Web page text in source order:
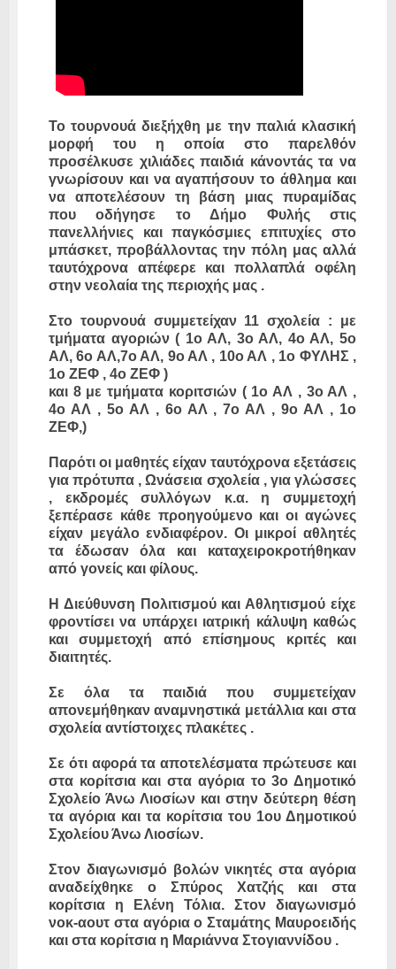
Το τουρνουά διεξήχθη με την παλιά κλασική
μορφή του η οποία στο παρελθόν
προσέλκυσε χιλιάδες παιδιά κάνοντάς τα να
γνωρίσουν και να αγαπήσουν το άθλημα και
να αποτελέσουν τη βάση μιας πυραμίδας
που οδήγησε το Δήμο Φυλής στις
πανελλήνιες και παγκόσμιες επιτυχίες στο
μπάσκετ, προβάλλοντας την πόλη μας αλλά
ταυτόχρονα απέφερε και πολλαπλά οφέλη
στην νεολαία της περιοχής μας .
Στο τουρνουά συμμετείχαν 11 σχολεία : με
τμήματα αγοριών ( 1ο ΑΛ, 3ο ΑΛ, 4ο ΑΛ, 5ο
ΑΛ, 6ο ΑΛ,7ο ΑΛ, 9ο ΑΛ , 10ο ΑΛ , 1ο ΦΥΛΗΣ ,
1ο ΖΕΦ , 4ο ΖΕΦ )
και 8 με τμήματα κοριτσιών ( 1ο ΑΛ , 3ο ΑΛ ,
4ο ΑΛ , 5ο ΑΛ , 6ο ΑΛ , 7ο ΑΛ , 9ο ΑΛ , 1ο
ΖΕΦ,)
Παρότι οι μαθητές είχαν ταυτόχρονα εξετάσεις
για πρότυπα , Ωνάσεια σχολεία , για γλώσσες
, εκδρομές συλλόγων κ.α. η συμμετοχή
ξεπέρασε κάθε προηγούμενο και οι αγώνες
είχαν μεγάλο ενδιαφέρον. Οι μικροί αθλητές
τα έδωσαν όλα και καταχειροκροτήθηκαν
από γονείς και φίλους.
Η Διεύθυνση Πολιτισμού και Αθλητισμού είχε
φροντίσει να υπάρχει ιατρική κάλυψη καθώς
και συμμετοχή από επίσημους κριτές και
διαιτητές.
Σε όλα τα παιδιά που συμμετείχαν
απονεμήθηκαν αναμνηστικά μετάλλια και στα
σχολεία αντίστοιχες πλακέτες .
Σε ότι αφορά τα αποτελέσματα πρώτευσε και
στα κορίτσια και στα αγόρια το 3ο Δημοτικό
Σχολείο Άνω Λιοσίων και στην δεύτερη θέση
τα αγόρια και τα κορίτσια του 1ου Δημοτικού
Σχολείου Άνω Λιοσίων.
Στον διαγωνισμό βολών νικητές στα αγόρια
αναδείχθηκε ο Σπύρος Χατζής και στα
κορίτσια η Ελένη Τόλια. Στον διαγωνισμό
νοκ-αουτ στα αγόρια ο Σταμάτης Μαυροειδής
και στα κορίτσια η Μαριάννα Στογιαννίδου .